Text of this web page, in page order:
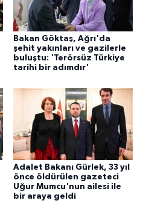
Bakan Göktaş, Ağrı'da
şehit yakınları ve gazilerle
buluştu: 'Terörsüz Türkiye
tarihi bir adımdır'
Adalet Bakanı Gürlek, 33 yıl
önce öldürülen gazeteci
Uğur Mumcu'nun ailesi ile
bir araya geldi